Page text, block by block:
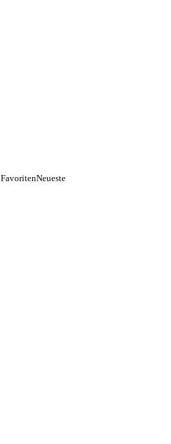
FavoritenNeueste